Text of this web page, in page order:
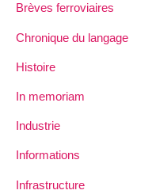
Brèves ferroviaires
Chronique du langage
Histoire
In memoriam
Industrie
Informations
Infrastructure